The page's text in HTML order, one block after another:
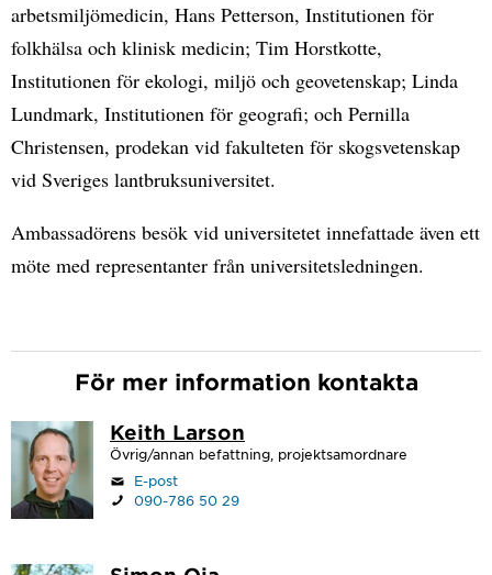
arbetsmiljömedicin, Hans Petterson, Institutionen för
folkhälsa och klinisk medicin; Tim Horstkotte,
Institutionen för ekologi, miljö och geovetenskap; Linda
Lundmark, Institutionen för geografi; och Pernilla
Christensen, prodekan vid fakulteten för skogsvetenskap
vid Sveriges lantbruksuniversitet.
Ambassadörens besök vid universitetet innefattade även ett
möte med representanter från universitetsledningen.
För mer information kontakta
Keith Larson
Övrig/annan befattning, projektsamordnare
E-post
090-786 50 29